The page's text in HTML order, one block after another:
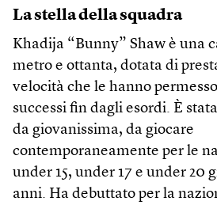
La stella della squadra
Khadija “Bunny” Shaw è una
metro e ottanta, dotata di
velocità che le hanno
successi fin dagli esordi. È
da giovanissima, da giocare
contemporaneamente per le
under 15, under 17 e under 20
anni. Ha debuttato per la